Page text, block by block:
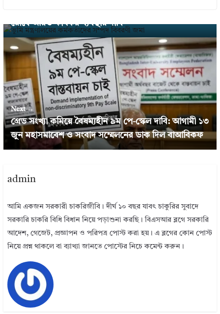
রোধে আরও কার্যকর ব্যবস্থার দাবি
Next →
গ্রেড সংখ্যা কমিয়ে বৈষম্যহীন ৯ম পে-স্কেল দাবি: আগামী ১৩
জুন মহাসমাবেশ ও সংবাদ সম্মেলনের ডাক দিল বাআবিকফ
admin
আমি একজন সরকারী চাকরিজীবি। দীর্ঘ ১০ বছর যাবৎ চাকুরির সুবাদে
সরকারি চাকরি বিধি বিধান নিয়ে পড়াশুনা করছি। বিএসআর ব্লগে সরকারি
আদেশ, গেজেট, প্রজ্ঞাপন ও পরিপত্র পোস্ট করা হয়। এ ব্লগের কোন পোস্ট
নিয়ে প্রশ্ন থাকলে বা ব্যাখ্যা জানতে পোস্টের নিচে কমেন্ট করুন।